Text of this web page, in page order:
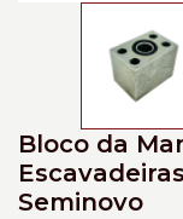
Bloco da
Seminovo